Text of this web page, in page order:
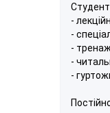
-
-
-
-
-